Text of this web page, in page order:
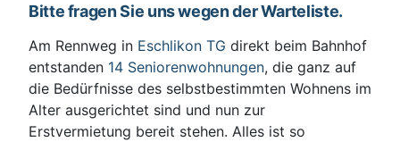
Bitte fragen Sie uns wegen der Warteliste.
Am Rennweg in Eschlikon TG direkt beim Bahnhof
entstanden 14 Seniorenwohnungen, die ganz auf
die Bedürfnisse des selbstbestimmten Wohnens im
Alter ausgerichtet sind und nun zur
Erstvermietung bereit stehen. Alles ist so